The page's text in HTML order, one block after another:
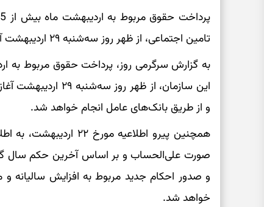
تامین اجتماعی، از ظهر روز سه‌شنبه ۲۹ اردیبهشت آغاز می‌شود.
به گزارش سرگرمی روز، پرداخت حقوق مربوط به
و از طریق بانک‌های عامل انجام خواهد شد.
همچنین پیرو‌ اطلاعیه
صورت علی‌الحساب و بر اساس آخرین حکم سال
خواهد شد.